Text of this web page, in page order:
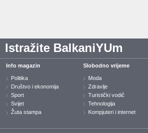
Istražite BalkaniYUm
Info magazin
Politika
Društvo i ekonomija
Sport
Svijet
Žuta stampa
Slobodno vrijeme
Moda
Zdravlje
Turistički vodič
Tehnologija
Kompjuteri i internet